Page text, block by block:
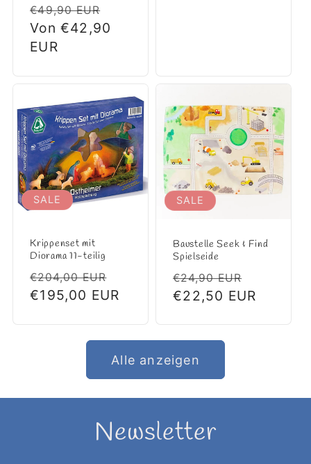
Normaler
Preis
€49,90 EUR
Von €42,90
EUR
SALE
Krippenset mit
Diorama 11-teilig
Normaler
Preis
€204,00 EUR
Verkaufspreis
€195,00 EUR
SALE
Baustelle Seek & Find
Spielseide
Normaler
Preis
€24,90 EUR
€22,50 EUR
Alle anzeigen
Newsletter